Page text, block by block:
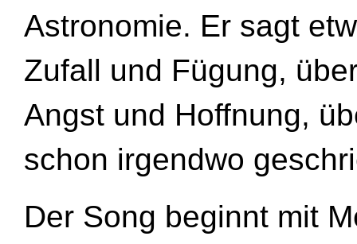
Astronomie. Er sagt
Zufall und Fügung,
Angst und Hoffnung,
schon irgendwo
Der Song beginnt mit